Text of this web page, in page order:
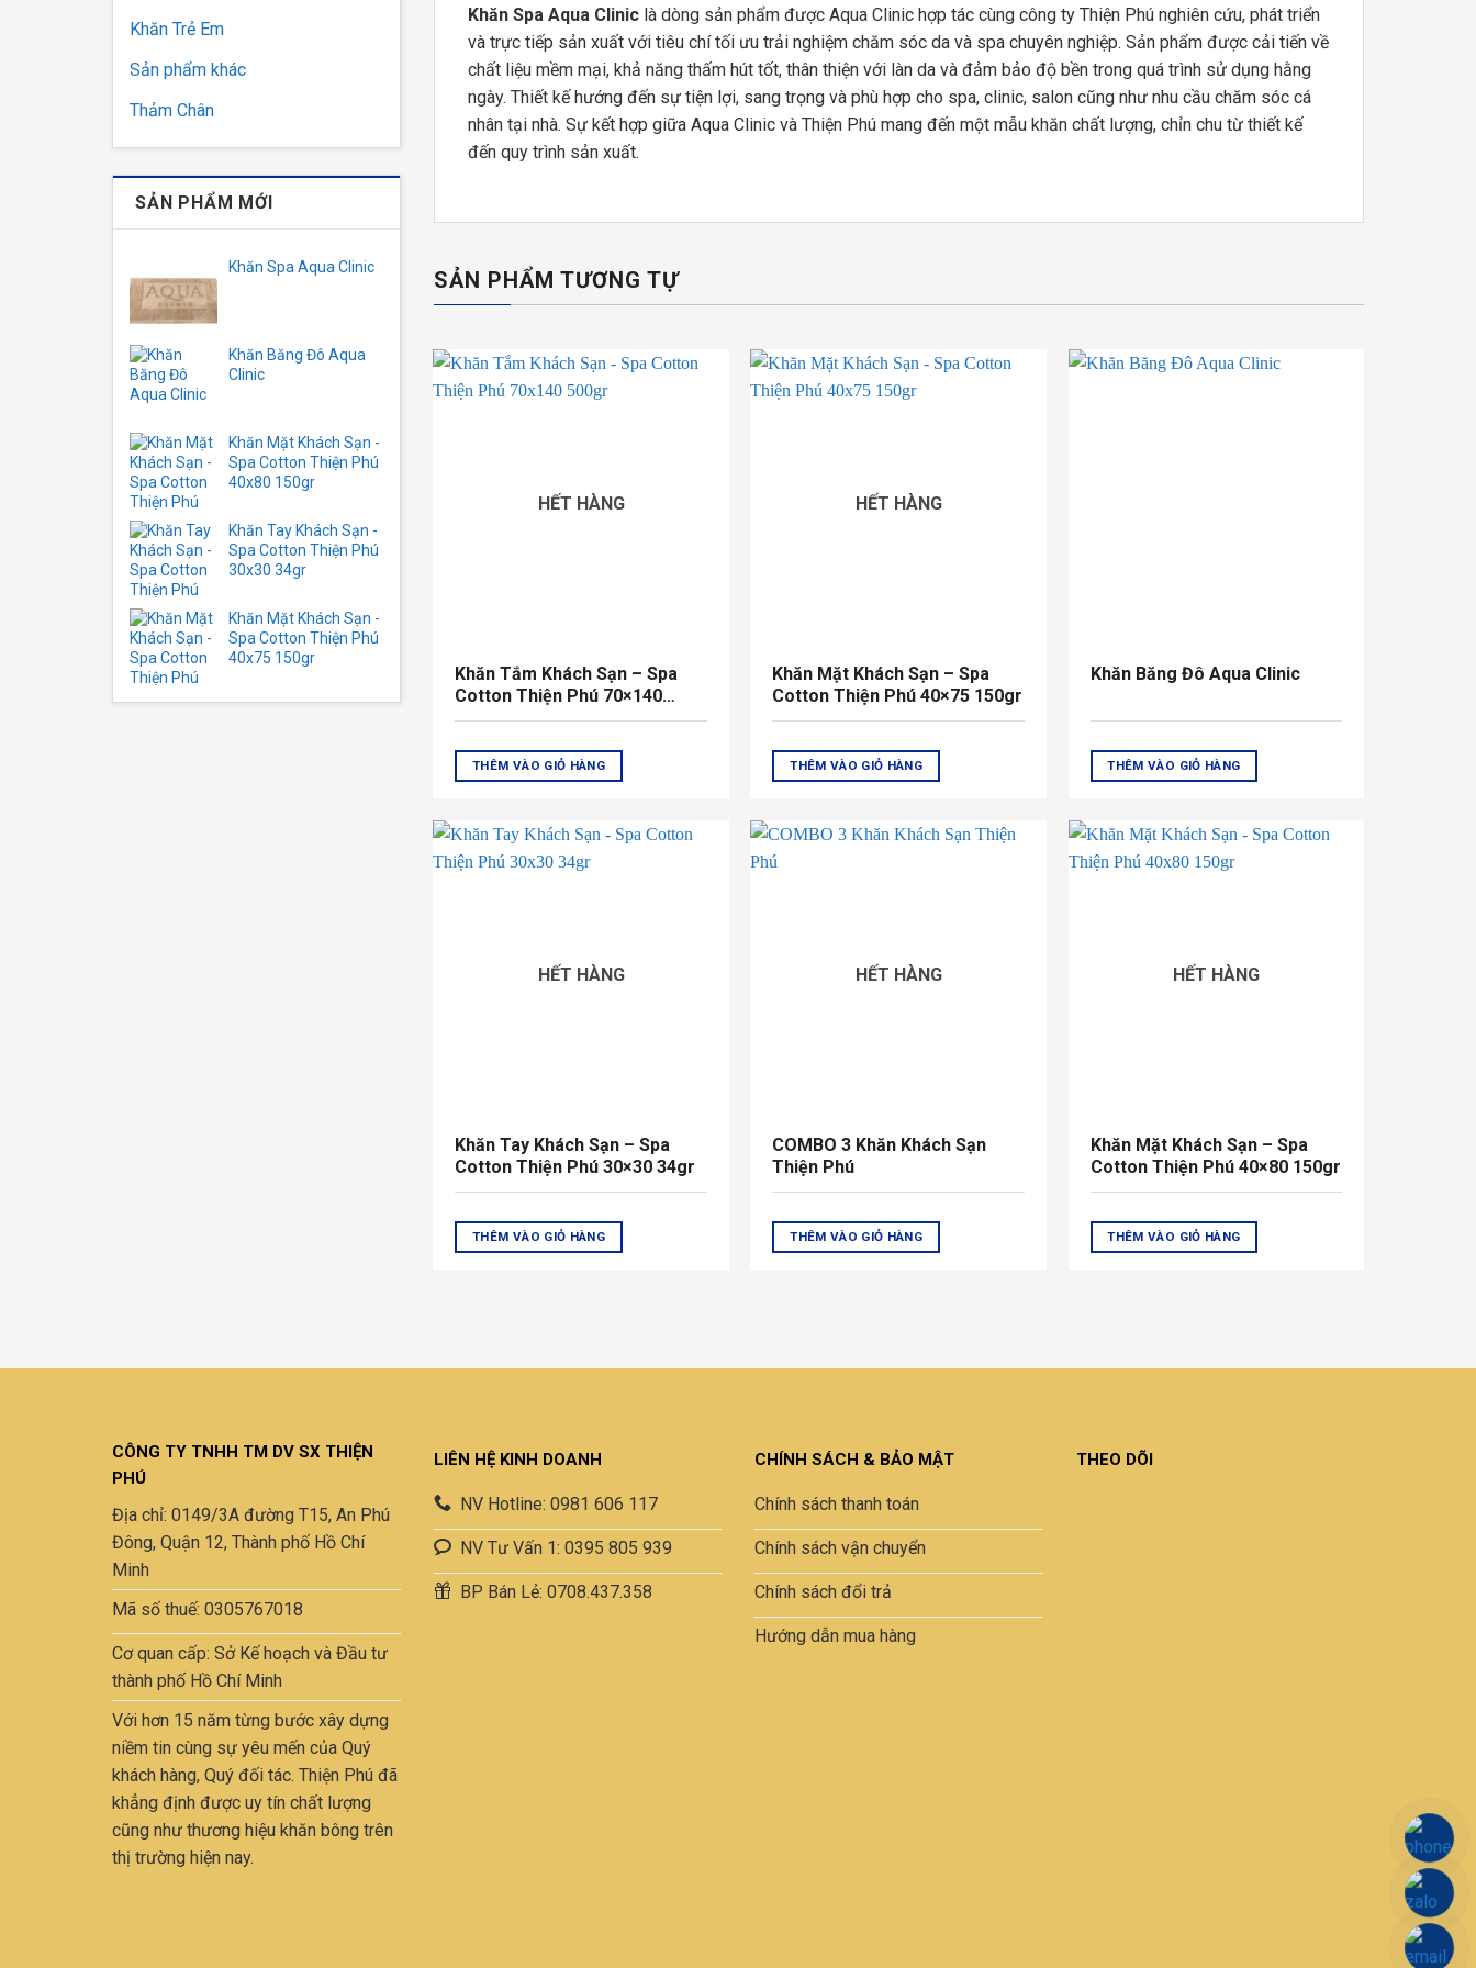
Khăn Trẻ Em
Sản phẩm khác
Thảm Chân
SẢN PHẨM MỚI
Khăn Spa Aqua Clinic
Khăn Băng Đô Aqua
Clinic
Khăn Mặt Khách Sạn -
Spa Cotton Thiện Phú
40x80 150gr
Khăn Tay Khách Sạn -
Spa Cotton Thiện Phú
30x30 34gr
Khăn Mặt Khách Sạn -
Spa Cotton Thiện Phú
40x75 150gr
Khăn Spa Aqua Cliniclà dòng sản phẩm được Aqua Clinic hợp tác cùng công ty Thiện Phú nghiên cứu, phát triển
và trực tiếp sản xuất với tiêu chí tối ưu trải nghiệm chăm sóc da và spa chuyên nghiệp. Sản phẩm được cải tiến về
chất liệu mềm mại, khả năng thấm hút tốt, thân thiện với làn da và đảm bảo độ bền trong quá trình sử dụng hằng
ngày. Thiết kế hướng đến sự tiện lợi, sang trọng và phù hợp cho spa, clinic, salon cũng như nhu cầu chăm sóc cá
nhân tại nhà. Sự kết hợp giữa Aqua Clinic và Thiện Phú mang đến một mẫu khăn chất lượng, chỉn chu từ thiết kế
đến quy trình sản xuất.
SẢN PHẨM TƯƠNG TỰ
HẾT HÀNG
Khăn Tắm Khách Sạn – Spa
Cotton Thiện Phú 70×140
500gr
THÊM VÀO GIỎ HÀNG
HẾT HÀNG
Khăn Mặt Khách Sạn – Spa
Cotton Thiện Phú 40×75 150gr
THÊM VÀO GIỎ HÀNG
Khăn Băng Đô Aqua Clinic
THÊM VÀO GIỎ HÀNG
HẾT HÀNG
Khăn Tay Khách Sạn – Spa
Cotton Thiện Phú 30×30 34gr
THÊM VÀO GIỎ HÀNG
HẾT HÀNG
COMBO 3 Khăn Khách Sạn
Thiện Phú
THÊM VÀO GIỎ HÀNG
HẾT HÀNG
Khăn Mặt Khách Sạn – Spa
Cotton Thiện Phú 40×80 150gr
THÊM VÀO GIỎ HÀNG
CÔNG TY TNHH TM DV SX THIỆN
PHÚ
Địa chỉ: 0149/3A đường T15, An Phú
Đông, Quận 12, Thành phố Hồ Chí
Minh
Mã số thuế: 0305767018
Cơ quan cấp: Sở Kế hoạch và Đầu tư
thành phố Hồ Chí Minh
Với hơn 15 năm từng bước xây dựng
niềm tin cùng sự yêu mến của Quý
khách hàng, Quý đối tác. Thiện Phú đã
khẳng định được uy tín chất lượng
cũng như thương hiệu khăn bông trên
thị trường hiện nay.
LIÊN HỆ KINH DOANH
NV Hotline: 0981 606 117
NV Tư Vấn 1: 0395 805 939
BP Bán Lẻ: 0708.437.358
CHÍNH SÁCH & BẢO MẬT
Chính sách thanh toán
Chính sách vận chuyển
Chính sách đổi trả
Hướng dẫn mua hàng
THEO DÕI